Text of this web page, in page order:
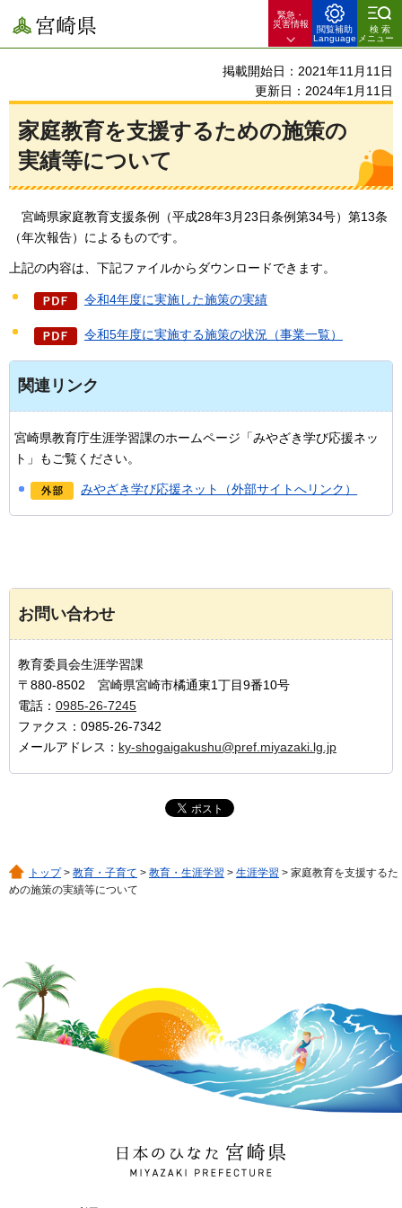
宮崎県
緊急・
災害情報
閲覧補助
Language
検索
メニュー
掲載開始日：2021年11月11日
更新日：2024年1月11日
家庭教育を支援するための施策の
実績等について
宮崎県家庭教育支援条例（平成28年3月23日条例第34号）第13条
（年次報告）によるものです。
上記の内容は、下記ファイルからダウンロードできます。
令和4年度に実施した施策の実績
令和5年度に実施する施策の状況（事業一覧）
関連リンク
宮崎県教育庁生涯学習課のホームページ「みやざき学び応援ネッ
ト」もご覧ください。
みやざき学び応援ネット（外部サイトへリンク）
お問い合わせ
教育委員会生涯学習課
〒880-8502 宮崎県宮崎市橘通東1丁目9番10号
電話： 0985-26-7245
ファクス：0985-26-7342
メールアドレス： ky-shogaigakushu@pref.miyazaki.lg.jp
トップ> 教育・子育て > 教育・生涯学習 > 生涯学習 > 家庭教育を支援するた
めの施策の実績等について
日本のひなた 宮崎県
MIYAZAKI PREFECTURE